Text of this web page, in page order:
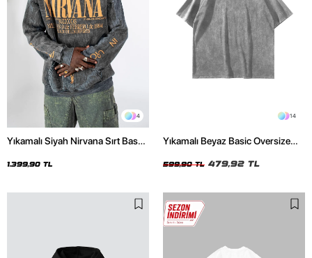
4
Yıkamalı Siyah Nirvana Sırt Baskılı
1.399,90 TL
14
Yıkamalı Beyaz Basic Oversize
599,90 TL 479,92 TL